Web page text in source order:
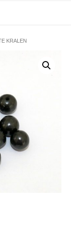
KRALEN